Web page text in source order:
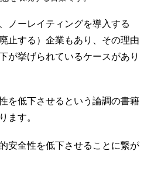
ノーレイティングを導入する
止する）企業もあり、その理由
が挙げられているケースがあり
を低下させるという論調の書籍
ます。
安全性を低下させることに繋が